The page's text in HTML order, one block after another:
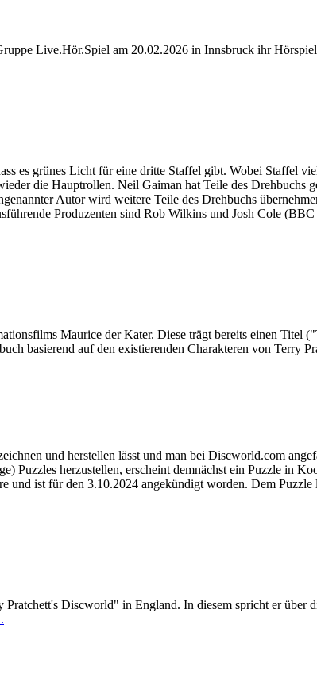
Live.Hör.Spiel am 20.02.2026 in Innsbruck ihr
es grünes Licht für eine dritte Staffel gibt. Wobei Staffel
die Hauptrollen. Neil Gaiman hat Teile des Drehbuchs
Autor wird weitere Teile des Drehbuchs
Produzenten sind Rob Wilkins und Josh Cole
Maurice der Kater. Diese trägt bereits einen
basierend auf den existierenden Charakteren von Terry
und herstellen lässt und man bei Discworld.com
Puzzles herzustellen, erscheint demnächst ein Puzzle in
und ist für den 3.10.2024 angekündigt worden. Dem
Discworld" in England. In diesem spricht er über